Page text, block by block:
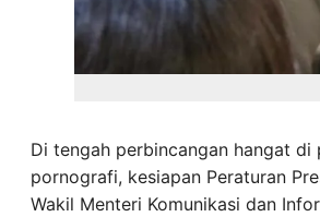
Di tengah perbincangan hangat
pornografi, kesiapan Peraturan
Wakil Menteri Komunikasi dan